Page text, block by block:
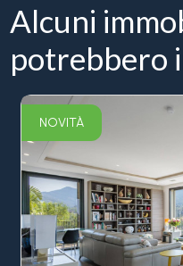
Alcuni
potrebbero
NOVITÀ